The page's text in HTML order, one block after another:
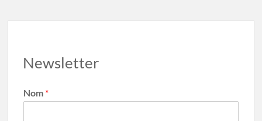
k
ix
Newsletter
Nom *